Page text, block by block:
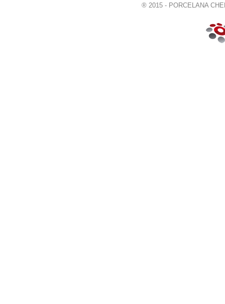
® 2015 - PORCELANA